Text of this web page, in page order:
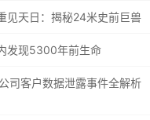
见天日：揭秘24米史前巨兽
发现5300年前生命
司客户数据泄露事件全解析